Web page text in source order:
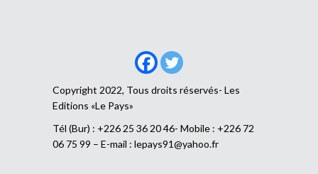
Copyright 2022, Tous droits réservés- Les
Editions «Le Pays»
Tél (Bur) : +226 25 36 20 46- Mobile : +226 72
06 75 99 – E-mail : lepays91@yahoo.fr